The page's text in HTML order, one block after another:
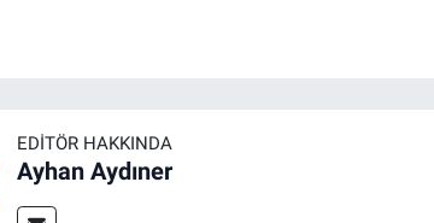
EDITÖR HAKKINDA
Ayhan Aydıner